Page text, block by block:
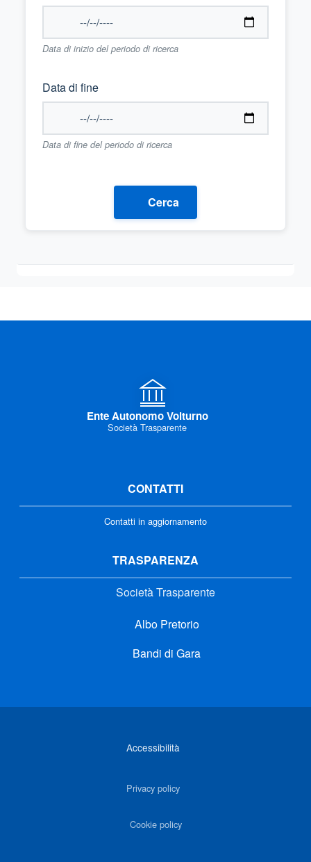
Data di inizio del periodo di ricerca
Data di fine
Data di fine del periodo di ricerca
Cerca
Ente Autonomo Volturno
Società Trasparente
CONTATTI
Contatti in aggiornamento
TRASPARENZA
Società Trasparente
Albo Pretorio
Bandi di Gara
Accessibilità
Privacy policy
Cookie policy